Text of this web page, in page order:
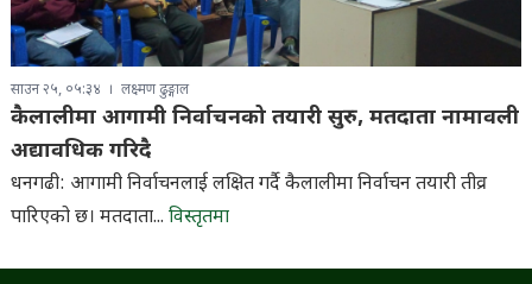
साउन २५, ०५:३४ लक्ष्मण ढुङ्गाल
कैलालीमा आगामी निर्वाचनको तयारी सुरु, मतदाता नामावली
अद्यावधिक गरिदै
धनगढी: आगामी निर्वाचनलाई लक्षित गर्दै कैलालीमा निर्वाचन तयारी तीव्र
पारिएको छ। मतदाता... विस्तृतमा